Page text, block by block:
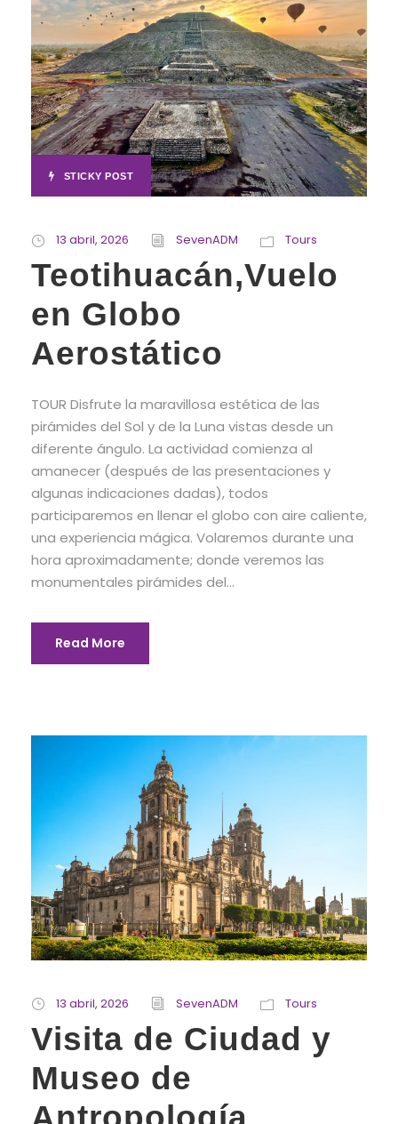
STICKY POST
13 abril, 2026 SevenADM Tours
Teotihuacán,Vuelo
en Globo
Aerostático
TOUR Disfrute la maravillosa estética de las
pirámides del Sol y de la Luna vistas desde un
diferente ángulo. La actividad comienza al
amanecer (después de las presentaciones y
algunas indicaciones dadas), todos
participaremos en llenar el globo con aire caliente,
una experiencia mágica. Volaremos durante una
hora aproximadamente; donde veremos las
monumentales pirámides del...
Read More
13 abril, 2026 SevenADM Tours
Visita de Ciudad y
Museo de